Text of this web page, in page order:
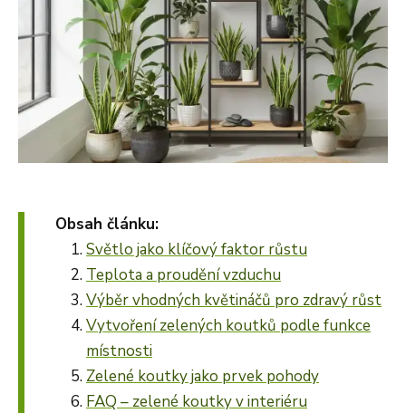
Obsah článku:
Světlo jako klíčový faktor růstu
Teplota a proudění vzduchu
Výběr vhodných květináčů pro zdravý růst
Vytvoření zelených koutků podle funkce
místnosti
Zelené koutky jako prvek pohody
FAQ – zelené koutky v interiéru